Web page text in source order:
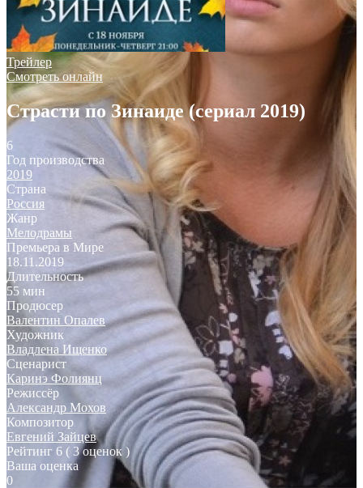
Трейлер
Смотреть онлайн
Страсти по Зинаиде (сериал 2019)
6
Год производства
2019
Страна
Россия
Жанр
Мелодрамы
Премьера в Мире
18.11.2019
Длительность
55 мин
Продюсер
Валентин Опалев
Художник
Владлена Ищенко
Сценарист
Каринэ Фолиянц
Режиссёр
Александр Мохов
Композитор
Евгений Зайцев
Рейтинг 6 ( 3 оценок )
Ваша оценка
0